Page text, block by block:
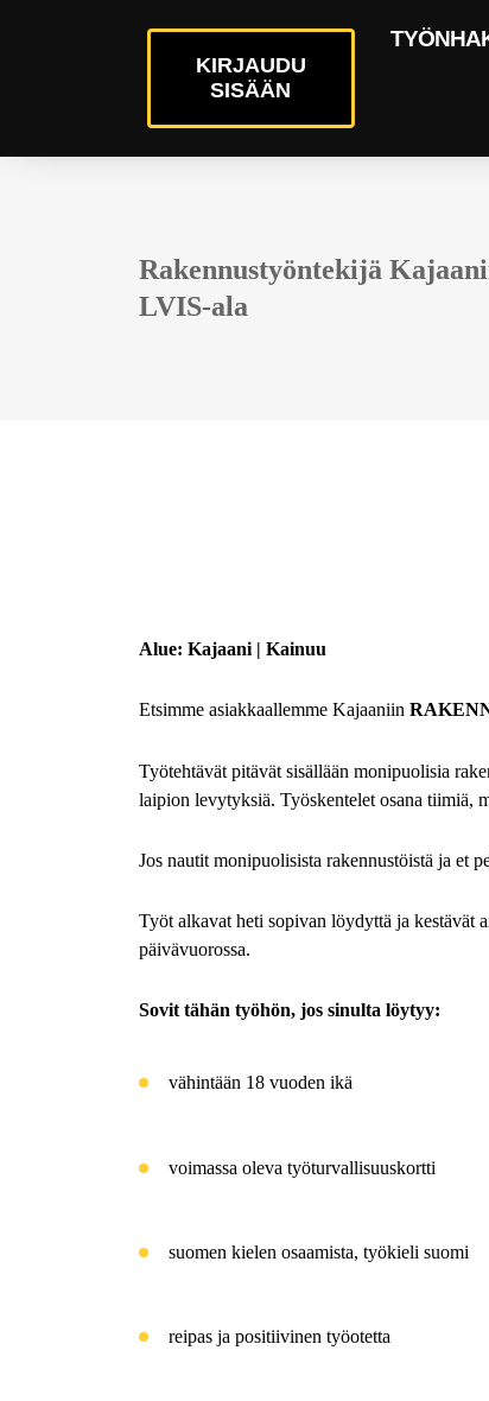
KIRJAUDU
SISÄÄN
Rakennustyöntekijä
LVIS-ala
Alue: Kajaani | Kainuu
Etsimme asiakkaallemme Kajaaniin
Työtehtävät pitävät sisällään monipuolisia
laipion levytyksiä. Työskentelet osana tiimiä,
Jos nautit monipuolisista rakennustöistä ja et
Työt alkavat heti sopivan löydyttä ja kestävät
päivävuorossa.
Sovit tähän työhön, jos sinulta löytyy:
vähintään 18 vuoden ikä
voimassa oleva työturvallisuuskortti
suomen kielen osaamista, työkieli suomi
reipas ja positiivinen työotetta